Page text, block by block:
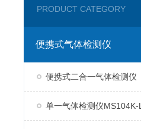
PRODUCT CATEGORY
便携式气体检测仪
便携式二合一气体检测仪
单一气体检测仪MS104K-L